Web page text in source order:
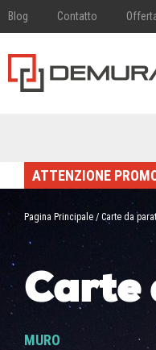
Blog Contatto
ATTENZIONE
Pagina Principale / Carte da
Carte
MURO